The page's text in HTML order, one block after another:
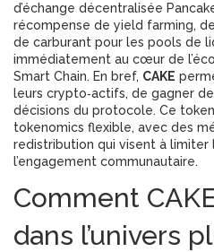
d’échange décentralisée
récompense de yield farming,
de carburant pour les pools de
immédiatement au cœur de
Smart Chain. En bref, CAKE
leurs crypto‑actifs, de gagner
décisions du protocole. Ce
tokenomics flexible, avec des
redistribution qui visent à limiter
l’engagement communautaire.
Comment
dans l’univers